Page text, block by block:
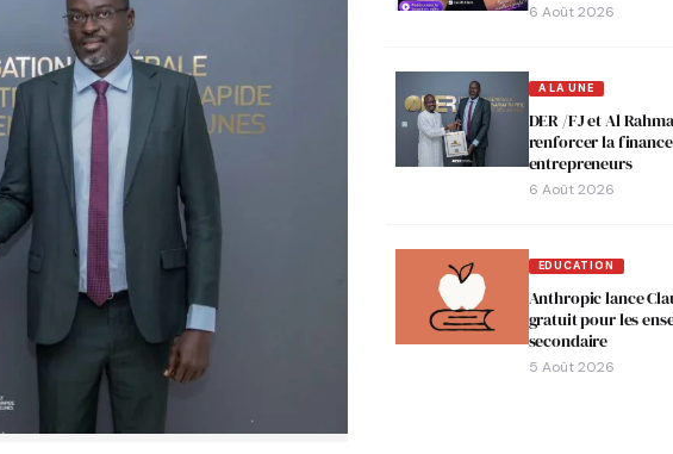
6 Août 2026
A LA UNE
DER /FJ et Al
renforcer la
entrepreneurs
6 Août 2026
EDUCATION
Anthropic lance
gratuit pour les
secondaire
5 Août 2026